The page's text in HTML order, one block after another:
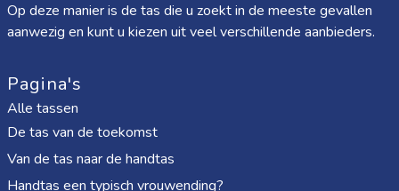
Op deze manier is de tas die u zoekt in de meeste gevallen
aanwezig en kunt u kiezen uit veel verschillende aanbieders.
Pagina's
Alle tassen
De tas van de toekomst
Van de tas naar de handtas
Handtas een typisch vrouwending?